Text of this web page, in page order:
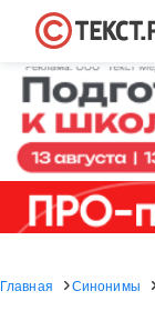
Главная Синонимы